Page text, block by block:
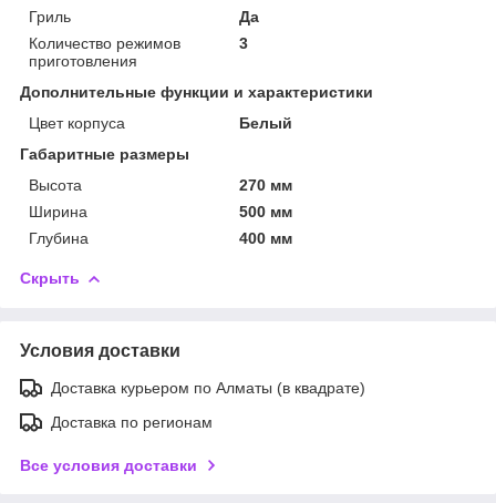
Гриль
Да
Количество режимов
приготовления
3
Дополнительные функции и характеристики
Цвет корпуса
Белый
Габаритные размеры
Высота
270 мм
Ширина
500 мм
Глубина
400 мм
Скрыть
Условия доставки
Доставка курьером по Алматы (в квадрате)
Доставка по регионам
Все условия доставки